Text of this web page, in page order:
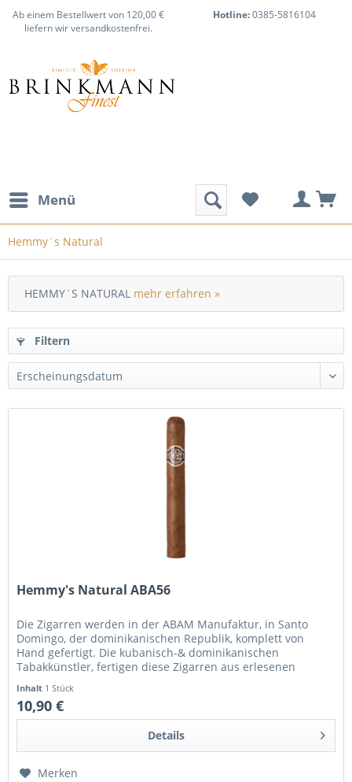
Ab einem Bestellwert von 120,00 €
liefern wir versandkostenfrei.
Hotline:0385-5816104
Menü
Hemmy´s Natural
HEMMY´S NATURAL mehr erfahren »
Filtern
Hemmy's Natural ABA56
Die Zigarren werden in der ABAM Manufaktur, in Santo
Domingo, der dominikanischen Republik, komplett von
Hand gefertigt. Die kubanisch-& dominikanischen
Tabakkünstler, fertigen diese Zigarren aus erlesenen
Inhalt 1 Stück
10,90 €
Details
Merken